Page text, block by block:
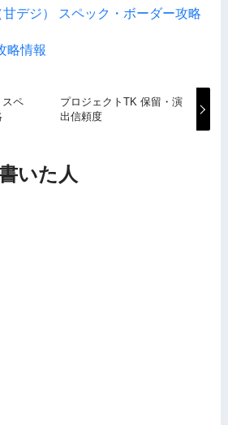
甘デジ） スペック・ボーダー攻略
略情報
スペ
プロジェクトTK 保留・演
出信頼度
いた人